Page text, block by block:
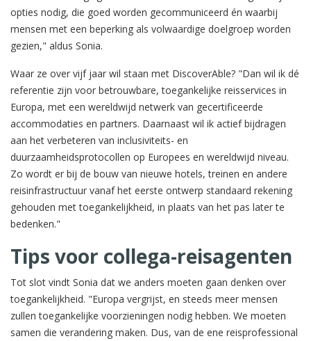
opties nodig, die goed worden gecommuniceerd én waarbij
mensen met een beperking als volwaardige doelgroep worden
gezien," aldus Sonia.
Waar ze over vijf jaar wil staan met DiscoverAble? "Dan wil ik dé
referentie zijn voor betrouwbare, toegankelijke reisservices in
Europa, met een wereldwijd netwerk van gecertificeerde
accommodaties en partners. Daarnaast wil ik actief bijdragen
aan het verbeteren van inclusiviteits- en
duurzaamheidsprotocollen op Europees en wereldwijd niveau.
Zo wordt er bij de bouw van nieuwe hotels, treinen en andere
reisinfrastructuur vanaf het eerste ontwerp standaard rekening
gehouden met toegankelijkheid, in plaats van het pas later te
bedenken."
Tips voor collega-reisagenten
Tot slot vindt Sonia dat we anders moeten gaan denken over
toegankelijkheid. "Europa vergrijst, en steeds meer mensen
zullen toegankelijke voorzieningen nodig hebben. We moeten
samen die verandering maken. Dus, van de ene reisprofessional